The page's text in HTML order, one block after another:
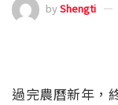
byShengti
過完農曆新年，